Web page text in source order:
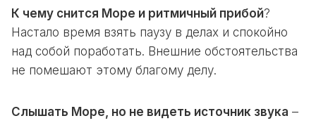
К чему снится Море и ритмичный прибой?
Настало время взять паузу в делах и спокойно
над собой поработать. Внешние обстоятельства
не помешают этому благому делу.
Слышать Море, но не видеть источник звука –